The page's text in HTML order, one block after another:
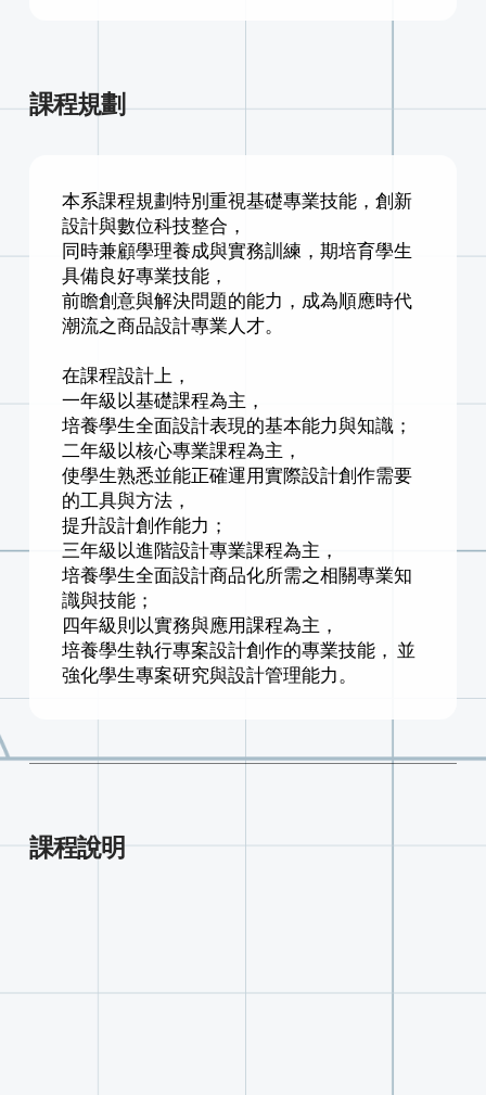
課程規劃
本系課程規劃特別重視基礎專業技能，創新
設計與數位科技整合，
同時兼顧學理養成與實務訓練，期培育學生
具備良好專業技能，
前瞻創意與解決問題的能力，成為順應時代
潮流之商品設計專業人才。
在課程設計上，
一年級以基礎課程為主，
培養學生全面設計表現的基本能力與知識；
二年級以核心專業課程為主，
使學生熟悉並能正確運用實際設計創作需要
的工具與方法，
提升設計創作能力；
三年級以進階設計專業課程為主，
培養學生全面設計商品化所需之相關專業知
識與技能；
四年級則以實務與應用課程為主，
培養學生執行專案設計創作的專業技能， 並
強化學生專案研究與設計管理能力。
課程說明